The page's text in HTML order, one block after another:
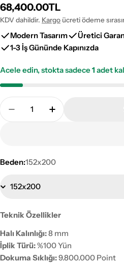
Normal
fiyat
68,400.00TL
KDV dahildir. Kargo ücreti ödeme
Modern Tasarım
Üretici
1-3 İş Gününde Kapınızda
Acele edin, stokta sadece1 adet
Adet
SHB Afgan Orjin El
SHB Afgan Orjin
Beden:152x200
Teknik Özellikler
Halı Kalınlığı:8 mm
İplik Türü:%100 Yün
Dokuma Sıklığı:9.800.000 Point